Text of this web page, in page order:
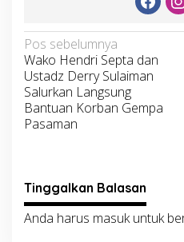
Navigasi
pos
Pos sebelumnya
Wako Hendri Septa dan
Ustadz Derry Sulaiman
Salurkan Langsung
Bantuan Korban Gempa
Pasaman
Tinggalkan Balasan
Anda harus masukuntuk